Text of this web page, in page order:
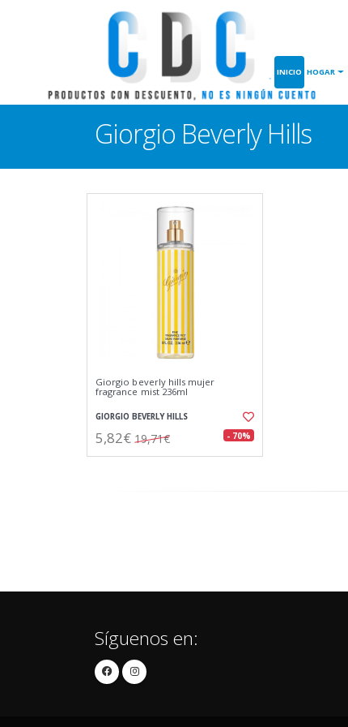
INICIO HOGAR
Giorgio Beverly Hills
Giorgio beverly hills mujer
fragrance mist 236ml
GIORGIO BEVERLY HILLS
5,82€ 19,71€ - 70%
Síguenos en: